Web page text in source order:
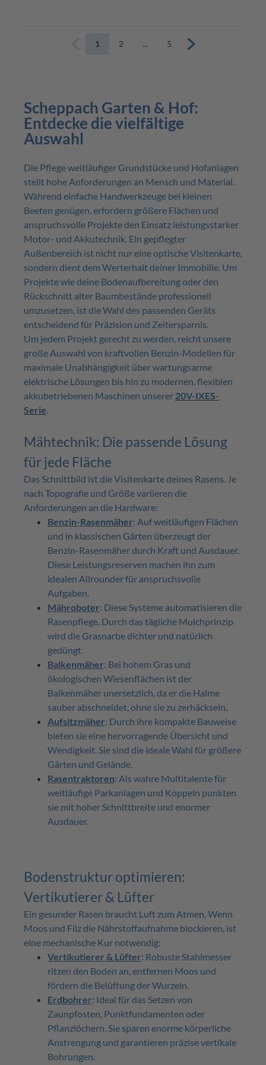
Zurück
1 2 ... 5
Weiter
Scheppach Garten & Hof:
Entdecke die vielfältige
Auswahl
Die Pflege weitläufiger Grundstücke und Hofanlagen
stellt hohe Anforderungen an Mensch und Material.
Während einfache Handwerkzeuge bei kleinen
Beeten genügen, erfordern größere Flächen und
anspruchsvolle Projekte den Einsatz leistungsstarker
Motor- und Akkutechnik. Ein gepflegter
Außenbereich ist nicht nur eine optische Visitenkarte,
sondern dient dem Werterhalt deiner Immobilie. Um
Projekte wie deine Bodenaufbereitung oder den
Rückschnitt alter Baumbestände professionell
umzusetzen, ist die Wahl des passenden Geräts
entscheidend für Präzision und Zeitersparnis.
Um jedem Projekt gerecht zu werden, reicht unsere
große Auswahl von kraftvollen Benzin-Modellen für
maximale Unabhängigkeit über wartungsarme
elektrische Lösungen bis hin zu modernen, flexiblen
akkubetriebenen Maschinen unserer 20V-IXES-
Serie
Mähtechnik: Die passende Lösung
für jede Fläche
Das Schnittbild ist die Visitenkarte deines Rasens. Je
nach Topografie und Größe variieren die
Anforderungen an die Hardware:
Benzin-Rasenmäher: Auf weitläufigen Flächen
und in klassischen Gärten überzeugt der
Benzin-Rasenmäher durch Kraft und Ausdauer.
Diese Leistungsreserven machen ihn zum
idealen Allrounder für anspruchsvolle
Aufgaben.
Mähroboter: Diese Systeme automatisieren die
Rasenpflege. Durch das tägliche Mulchprinzip
wird die Grasnarbe dichter und natürlich
gedüngt.
Balkenmäher: Bei hohem Gras und
ökologischen Wiesenflächen ist der
Balkenmäher unersetzlich, da er die Halme
sauber abschneidet, ohne sie zu zerhäckseln.
Aufsitzmäher: Durch ihre kompakte Bauweise
bieten sie eine hervorragende Übersicht und
Wendigkeit. Sie sind die ideale Wahl für größere
Gärten und Gelände.
Rasentraktoren: Als wahre Multitalente für
weitläufige Parkanlagen und Koppeln punkten
sie mit hoher Schnittbreite und enormer
Ausdauer.
Bodenstruktur optimieren:
Vertikutierer & Lüfter
Ein gesunder Rasen braucht Luft zum Atmen. Wenn
Moos und Filz die Nährstoffaufnahme blockieren, ist
eine mechanische Kur notwendig:
Vertikutierer & Lüfter: Robuste Stahlmesser
ritzen den Boden an, entfernen Moos und
fördern die Belüftung der Wurzeln.
Erdbohrer: Ideal für das Setzen von
Zaunpfosten, Punktfundamenten oder
Pflanzlöchern. Sie sparen enorme körperliche
Anstrengung und garantieren präzise vertikale
Bohrungen.